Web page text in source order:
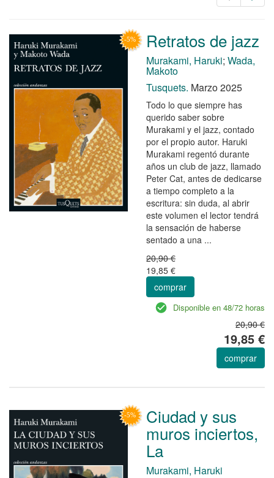
Retratos de jazz
Murakami, Haruki; Wada,
Makoto
Tusquets. Marzo 2025
Todo lo que siempre has
querido saber sobre
Murakami y el jazz, contado
por el propio autor. Haruki
Murakami regentó durante
años un club de jazz, llamado
Peter Cat, antes de dedicarse
a tiempo completo a la
escritura: sin duda, al abrir
este volumen el lector tendrá
la sensación de haberse
sentado a una ...
20,90 €
19,85 €
comprar
Disponible en 48/72 horas
20,90 €
19,85 €
comprar
Ciudad y sus
muros inciertos,
La
Murakami, Haruki